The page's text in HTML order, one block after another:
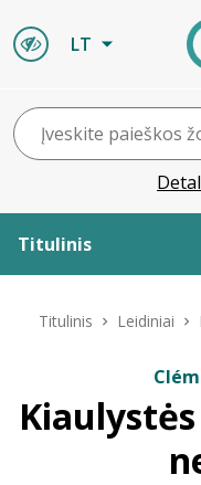
LT
Titulinis
ELVIS atvyksta
Titulinis Leidiniai